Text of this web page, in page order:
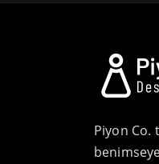
Piyon Co.